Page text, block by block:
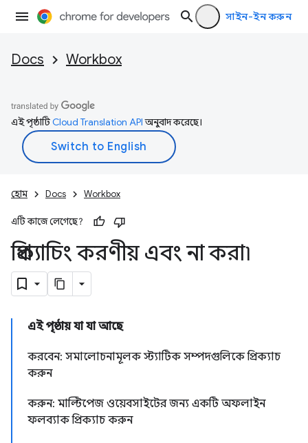
সাইন-ইন করুন
Docs Workbox
এই পৃষ্ঠাটিCloud Translation APIঅনুবাদ করেছে।
হোম Docs Workbox
এটি কাজে লেগেছে?
প্রিক্যাচিং করণীয় এবং না করা৷
এই পৃষ্ঠায় যা যা আছে
করবেন: সমালোচনামূলক স্ট্যাটিক সম্পদগুলিকে প্রিক্যাচ
করুন
করুন: মাল্টিপেজ ওয়েবসাইটের জন্য একটি অফলাইন
ফলব্যাক প্রিক্যাচ করুন